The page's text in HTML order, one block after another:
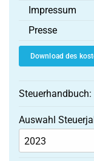
Impressum
Presse
Download des
Steuerhandbuch:
Auswahl